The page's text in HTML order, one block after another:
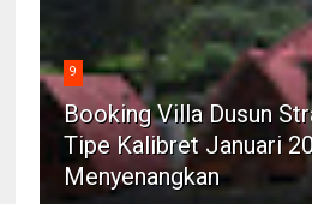
9
Booking Villa Dusun
Tipe Kalibret Januari
Menyenangkan